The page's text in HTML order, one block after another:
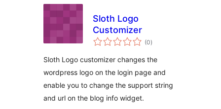
Sloth Logo
Customizer
(0གདེང་
འཇོག་
ཚང་།
)
Sloth Logo customizer changes the
wordpress logo on the login page and
enable you to change the support string
and url on the blog info widget.